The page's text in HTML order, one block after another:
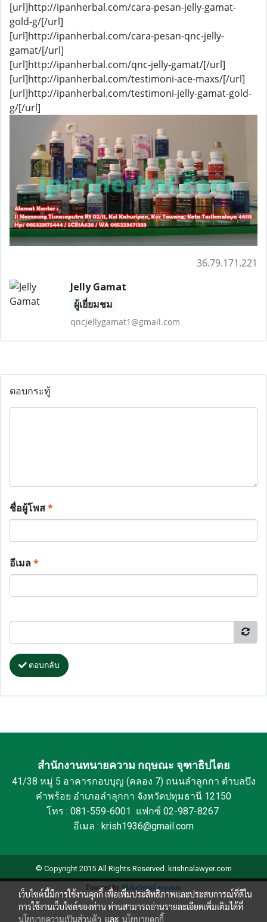
[url]http://ipanherbal.com/cara-pesan-jelly-gamat-
gold-g/[/url]
[url]http://ipanherbal.com/cara-pesan-qnc-jelly-
gamat/[/url]
[url]http://ipanherbal.com/qnc-jelly-gamat/[/url]
[url]http://ipanherbal.com/testimoni-ace-maxs/[/url]
[url]http://ipanherbal.com/testimoni-jelly-gamat-gold-
g/[/url]
36.79.171.221
Jelly Gamat
ผู้เยี่ยมชม
qncjellygamat1@gmail.com
ตอบกระทู้
ชื่อผู้โพส*
อีเมล*
ตอบกลับ
สำนักงานทนายความ กฤษณะ จุฑาธิปไตย
41/38 หมู่ 5 อาคารกอบบุญ (คลอง 7) ถนนลำลูกกา ตำบลบึง
คำพร้อย อำเภอลำลุกกา จังหวัดปทุมธานี 12150
โทร : 081-559-6001 แฟกซ์ 02-987-8267
อีเมล : krish1936@gmail.com
© Copyright 2015 All Rights Reserved. krishnalawyer.com
Powered by MakeWebEasy.com
เว็บไซต์นี้มีการใช้งานคุกกี้ เพื่อเพิ่มประสิทธิภาพและประสบการณ์ที่ดีใน
การใช้งานเว็บไซต์ของท่าน ท่านสามารถอ่านรายละเอียดเพิ่มเติมได้ที่
นโยบายความเป็นส่วนตัว และ นโยบายคุกกี้